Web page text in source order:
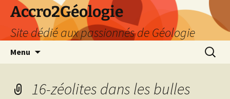
Accro2Géologie
Site dédié aux passionnés de Géologie
Menu
16-zéolites dans les bulles